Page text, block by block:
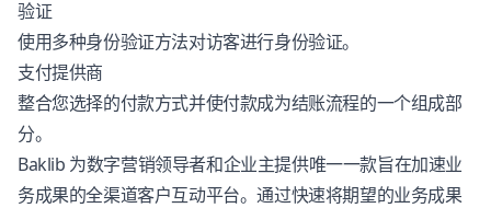
验证
使用多种身份验证方法对访客进行身份验证。
支付提供商
整合您选择的付款方式并使付款成为结账流程的一个组成部
分。
Baklib 为数字营销领导者和企业主提供唯一一款旨在加速业
务成果的全渠道客户互动平台。通过快速将期望的业务成果